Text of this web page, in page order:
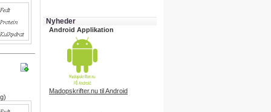
Nyheder
Android Applikation
Madopskrifter.nu til Android